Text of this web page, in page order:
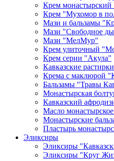
Крем
Крем "Мухомор в
Мази и бальзамы
Мази "Свободное
Мази "МелМур"
Крем улиточный
Крем серии "Акула"
Кавказские растирки
Крема с маклюрой
Бальзамы "Травы
Монастырская
Кавказский
Масло
Монастырские
Пластырь
Эликсиры
Эликсиры
Эликсиры "Круг